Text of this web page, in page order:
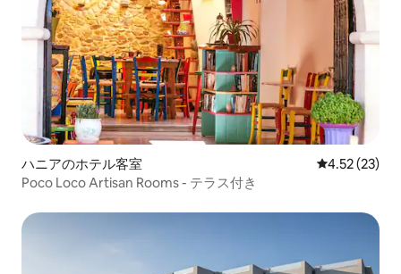
ハニアのホテル客室 レビュー23
4.52 (23)
Poco Loco Artisan Rooms - テラス付き